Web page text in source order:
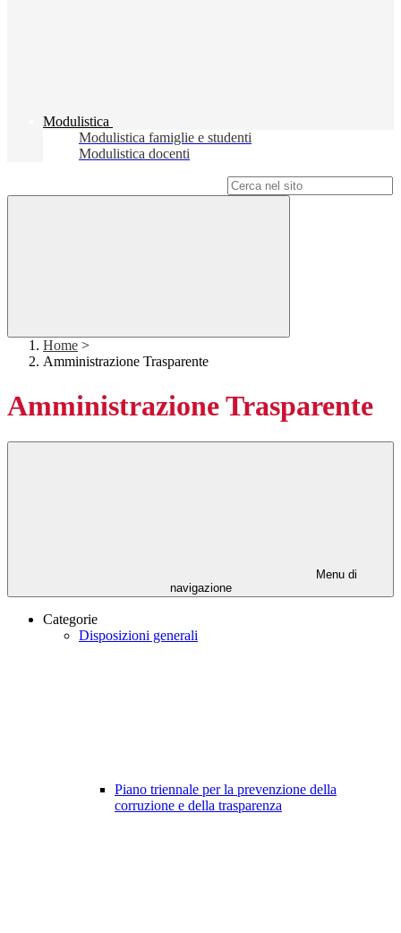
Modulistica
Modulistica famiglie e studenti
Modulistica docenti
Home >
Amministrazione Trasparente
Amministrazione Trasparente
Menu di
navigazione
Categorie
Disposizioni generali
Piano triennale per la prevenzione della
corruzione e della trasparenza